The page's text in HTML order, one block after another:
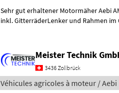
Sehr gut erhaltener Motormäher Aebi
inkl. GitterräderLenker und Rahmen im
Meister Technik
3436 Zollbrück
Véhicules agricoles à moteur / Aebi